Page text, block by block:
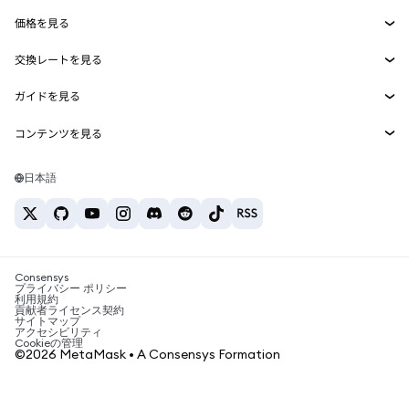
MetaMask Connect
Snaps
Web3サービス
セキュリティ
サポート
キャリア
お問い合わせ
価格を見る
イーサリアムの価格
Solanaの価格
Tetherの価格
交換レートを見る
ETH→USD
USDT→INR
BTC→INR
ETH→USDT
ガイドを見る
ETHの購入
USDTの購入
SHIBの購入
BNBの購入
コンテンツを見る
Solanaウォレット
税制関連ニュース
暗号資産の購入方法は？
ビットコインを売るには？
日本語
Consensys
プライバシー ポリシー
利用規約
貢献者ライセンス契約
サイトマップ
アクセシビリティ
Cookieの管理
©2026 MetaMask • A Consensys Formation